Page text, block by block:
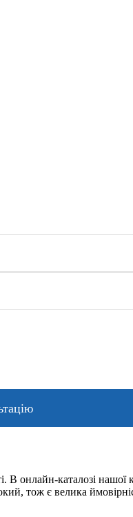
онлайн-каталозі нашої
тож є велика